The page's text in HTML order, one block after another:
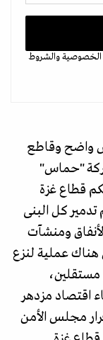
الخصوصيةوالشروط
واضح وقاطع
حركة "حماس"
قطاع غزة
كل البنى
ومنشآت
هناك عملية لنزع
اقتصاد مزدهر
مجلس الأمن